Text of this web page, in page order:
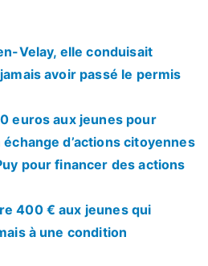
Velay, elle conduisait
avoir passé le permis
euros aux jeunes pour
d’actions citoyennes
pour financer des actions
400 € aux jeunes qui
à une condition